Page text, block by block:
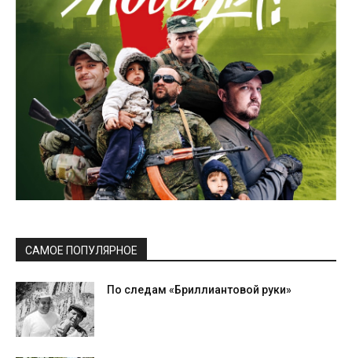
САМОЕ ПОПУЛЯРНОЕ
По следам «Бриллиантовой руки»